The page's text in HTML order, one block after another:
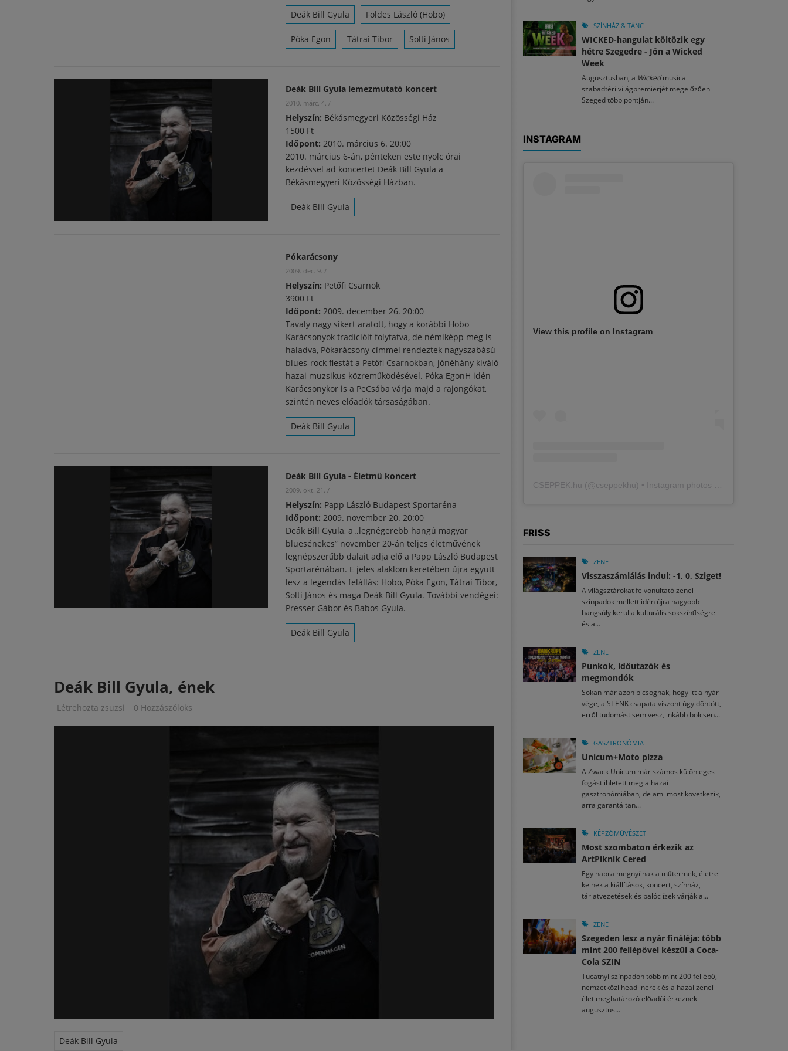
Deák Bill Gyula Földes László (Hobo)
Póka Egon Tátrai Tibor Solti János
Deák Bill Gyula lemezmutató koncert
2010. márc. 4. /
Helyszín: Békásmegyeri Közösségi Ház
1500 Ft
Időpont: 2010. március 6. 20:00
2010. március 6-án, pénteken este nyolc órai
kezdéssel ad koncertet Deák Bill Gyula a
Békásmegyeri Közösségi Házban.
Deák Bill Gyula
Pókarácsony
2009. dec. 9. /
Helyszín: Petőfi Csarnok
3900 Ft
Időpont: 2009. december 26. 20:00
Tavaly nagy sikert aratott, hogy a korábbi Hobo
Karácsonyok tradícióit folytatva, de némiképp meg is
haladva, Pókarácsony címmel rendeztek nagyszabású
blues-rock fiestát a Petőfi Csarnokban, jónéhány kiváló
hazai muzsikus közreműködésével. Póka EgonH idén
Karácsonykor is a PeCsába várja majd a rajongókat,
szintén neves előadók társaságában.
Deák Bill Gyula
Deák Bill Gyula - Életmű koncert
2009. okt. 21. /
Helyszín: Papp László Budapest Sportaréna
Időpont: 2009. november 20. 20:00
Deák Bill Gyula, a „legnégerebb hangú magyar
bluesénekes” november 20-án teljes életművének
legnépszerűbb dalait adja elő a Papp László Budapest
Sportarénában. E jeles alaklom keretében újra együtt
lesz a legendás felállás: Hobo, Póka Egon, Tátrai Tibor,
Solti János és maga Deák Bill Gyula. További vendégei:
Presser Gábor és Babos Gyula.
Deák Bill Gyula
Deák Bill Gyula, ének
Létrehozta zsuzsi 0 Hozzászóloks
Deák Bill Gyula
SZÍNHÁZ & TÁNC
WICKED-hangulat költözik egy
hétre Szegedre - Jön a Wicked
Week
Augusztusban, a Wickedmusical
szabadtéri világpremierjét megelőzően
Szeged több pontján...
INSTAGRAM
View this profile on Instagram
CSEPPEK.hu (@cseppekhu ) • Instagram photos and videos
FRISS
ZENE
Visszaszámlálás indul: -1, 0, Sziget!
A világsztárokat felvonultató zenei
színpadok mellett idén újra nagyobb
hangsúly kerül a kulturális sokszínűségre
és a...
ZENE
Punkok, időutazók és
megmondók
Sokan már azon picsognak, hogy itt a nyár
vége, a STENK csapata viszont úgy döntött,
erről tudomást sem vesz, inkább bölcsen...
GASZTRONÓMIA
Unicum+Moto pizza
A Zwack Unicum már számos különleges
fogást ihletett meg a hazai
gasztronómiában, de ami most következik,
arra garantáltan...
KÉPZŐMŰVÉSZET
Most szombaton érkezik az
ArtPiknik Cered
Egy napra megnyílnak a műtermek, életre
kelnek a kiállítások, koncert, színház,
tárlatvezetések és palóc ízek várják a...
ZENE
Szegeden lesz a nyár fináléja: több
mint 200 fellépővel készül a Coca-
Cola SZIN
Tucatnyi színpadon több mint 200 fellépő,
nemzetközi headlinerek és a hazai zenei
élet meghatározó előadói érkeznek
augusztus...